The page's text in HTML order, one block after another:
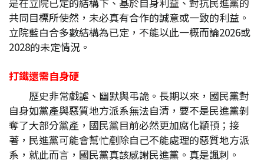
共同目標所使然，未必真有合作的誠意或一致的利益。
立院藍白合多數結構為已定，不能以此一概而論2026或
2028的未定情況。
打鐵還需自身硬
歷史非常戲謔、幽默與弔詭。長期以來，國民黨對
自身如黨產與惡質地方派系無法自清，要不是民進黨剝
奪了大部分黨產，國民黨目前必然更加腐化顢頇；接
著，民進黨可能會幫忙剷除自己不能處理的惡質地方派
系，就此而言，國民黨真該感謝民進黨。真是諷刺。